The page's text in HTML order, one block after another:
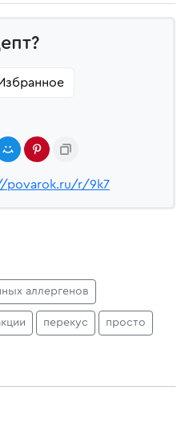
povarok.ru/r/9k7
аллергенов
перекус просто